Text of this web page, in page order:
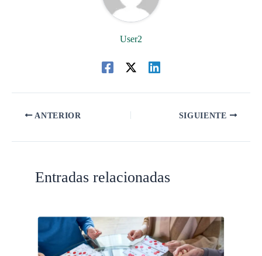
User2
ANTERIOR SIGUIENTE
Entradas relacionadas